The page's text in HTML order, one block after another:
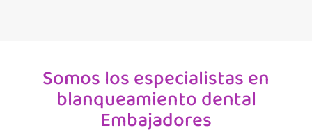
Somos los especialistas en
blanqueamiento dental
Embajadores